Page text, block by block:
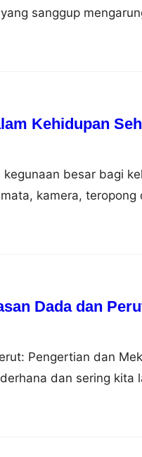
sanggup
Kehidupan
besar bagi
kamera,
Dada dan
Pengertian dan
dan sering kita
yaitu pernapasan